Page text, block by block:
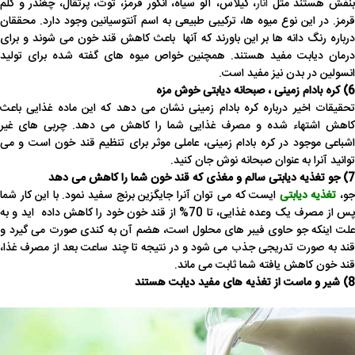
بنفش هستند مثل انار، گیلاس، آلو سیاه، انگور قرمز، توت، پرتقال، چغندر و کلم
قرمز. در این نوع میوه ها، ترکیبی طبیعی به اسم آنتوسیانین وجود دارد. محققان
درباره رنگ دانه ها بر این باورند که آنها باعث کاهش قند خون می شوند و برای
درمان دیابت مفید هستند. همچنین خواص میوه های گفته شده برای تولید
انسولین در بدن نیز مفید است.
6) کره بادام زمینی ، صبحانه دیابتی خوش مزه
تحقیقات اخیر درباره کره بادام زمینی نشان می دهد که این ماده غذایی باعث
کاهش اشتهاء شده و مصرف غذایی شما را کاهش می دهد. چربی های غیر
اشباعی موجود در کره بادام زمینی، عاملی موثر برای تنظیم قند خون است و می
توانید آنرا به عنوان صبحانه نوش جان کنید.
7) جو تغذیه دیابتی سالم و مغذی که قند خون شما را کاهش می دهد
جو، تغذیه دیابتی ایست که می توان آنرا جایگزین برنج سفید نمود. با این کار شما
پس از مصرف یک وعده غذایی، تا 70% از قند خون خود را کاهش داده اید و به
علت اینکه جو حاوی فیبر های محلول است، هضم آن به کندی صورت می گیرد و
قند به صورت تدریجی جذب می شود و در نتیجه تا چند ساعت بعد از مصرف غذا،
قند خون کاهش یافته شما ثابت می ماند.
8) شیر و ماست از تغذیه های مفید دیابت هستند